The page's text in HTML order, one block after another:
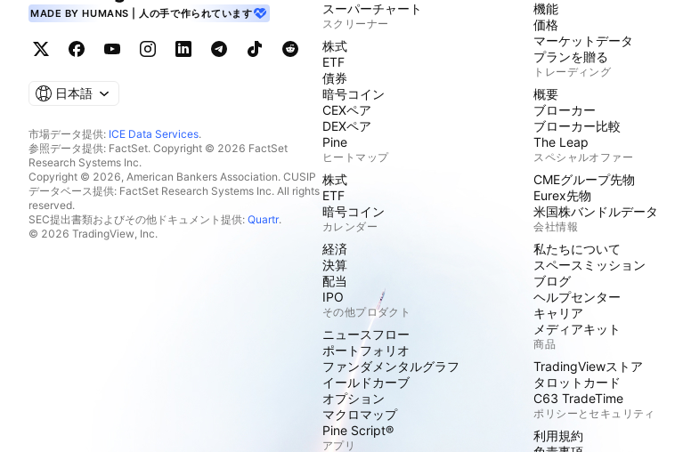
MADE BY HUMANS | 人の手で作られています
日本語
市場データ提供: ICE Data Services.
参照データ提供: FactSet. Copyright © 2026 FactSet
Research Systems Inc.
Copyright © 2026, American Bankers Association. CUSIP
データベース提供: FactSet Research Systems Inc. All rights
reserved.
SEC提出書類およびその他ドキュメント提供: Quartr.
© 2026 TradingView, Inc.
スーパーチャート
スクリーナー
株式
ETF
債券
暗号コイン
CEXペア
DEXペア
Pine
ヒートマップ
株式
ETF
暗号コイン
カレンダー
経済
決算
配当
IPO
その他プロダクト
ニュースフロー
ポートフォリオ
ファンダメンタルグラフ
イールドカーブ
オプション
マクロマップ
Pine Script®
アプリ
機能
価格
マーケットデータ
プランを贈る
トレーディング
概要
ブローカー
ブローカー比較
The Leap
スペシャルオファー
CMEグループ先物
Eurex先物
米国株バンドルデータ
会社情報
私たちについて
スペースミッション
ブログ
ヘルプセンター
キャリア
メディアキット
商品
TradingViewストア
タロットカード
C63 TradeTime
ポリシーとセキュリティ
利用規約